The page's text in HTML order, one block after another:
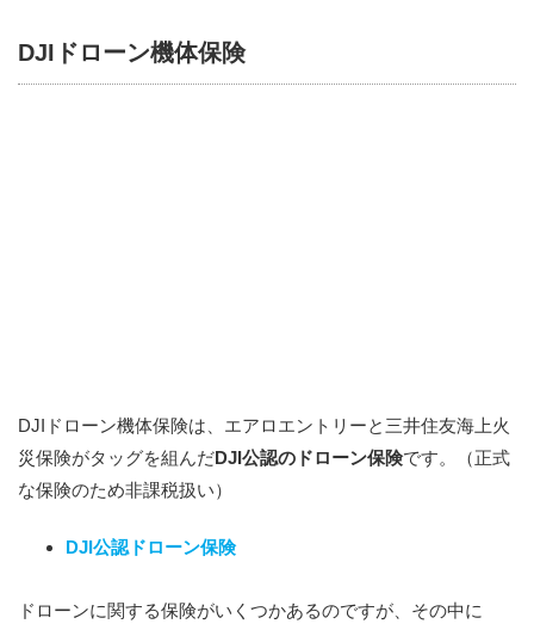
DJIドローン機体保険
DJIドローン機体保険は、エアロエントリーと三井住友海上火
災保険がタッグを組んだDJI公認のドローン保険です。（正式
な保険のため非課税扱い）
DJI公認ドローン保険
ドローンに関する保険がいくつかあるのですが、その中に